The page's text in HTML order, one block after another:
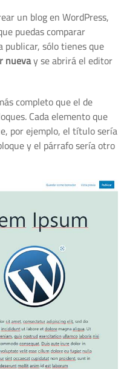
un blog en WordPress,
puedas comparar
publicar, sólo tienes que
nuevay se abrirá el editor
completo que el de
Cada elemento que
por ejemplo, el título sería
y el párrafo sería otro